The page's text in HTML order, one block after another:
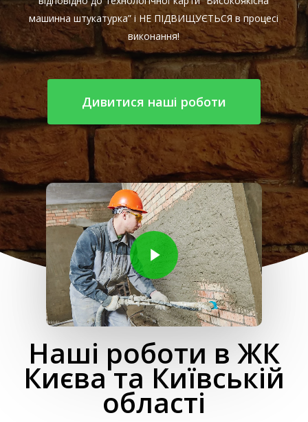
машинна штукатурка” і НЕ ПІДВИЩУЄТЬСЯ в процесі
виконання!
Дивитися наші роботи
Play Video
Play Video
Наші роботи в ЖК
Києва та Київській
області